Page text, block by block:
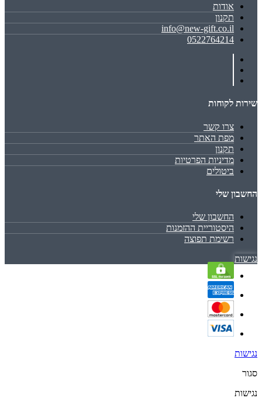
אודות
תקנון
info@new-gift.co.il
0522764214
שירות לקוחות
צרו קשר
מפת האתר
תקנון
מדיניות הפרטיות
ביטולים
החשבון שלי
החשבון שלי
היסטוריית ההזמנות
רשימת תפוצה
נגישות
נגישות
סגור
נגישות